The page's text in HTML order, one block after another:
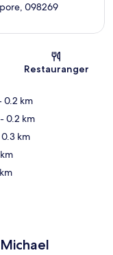
098269
Restauranger
0.2 km
- 0.2 km
km